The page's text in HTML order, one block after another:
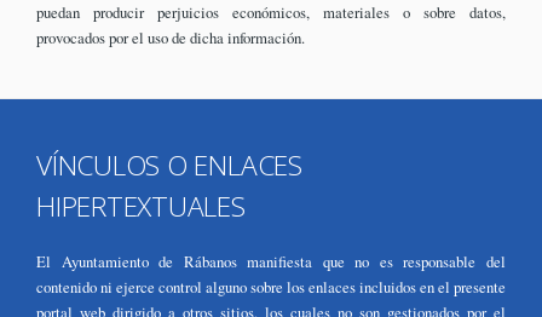
puedan producir perjuicios económicos, materiales o sobre datos,
provocados por el uso de dicha información.
VÍNCULOS O ENLACES
HIPERTEXTUALES
El Ayuntamiento de Rábanos manifiesta que no es responsable del
contenido ni ejerce control alguno sobre los enlaces incluidos en el presente
portal web dirigido a otros sitios, los cuales no son gestionados por el